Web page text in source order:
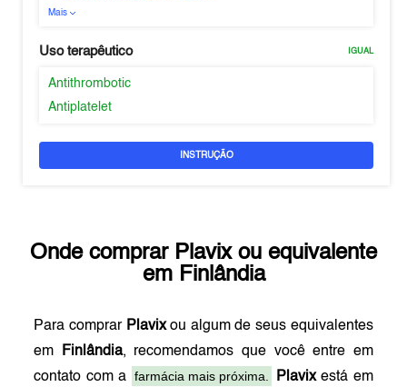
Mais
Uso terapêutico IGUAL
Antithrombotic
Antiplatelet
INSTRUÇÃO
Onde comprar Plavixou equivalente
em Finlândia
Para comprar Plavixou algum de seus equivalentes
em
Finlândia, recomendamos que você entre em
contato com a farmácia mais próxima. Plavixestá em